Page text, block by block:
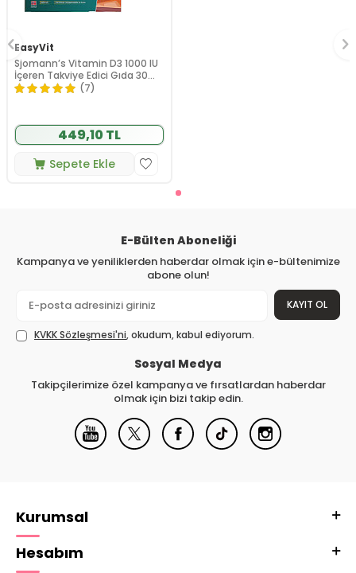
EasyVit
Sjomann’s Vitamin D3 1000 IU
İçeren Takviye Edici Gıda 30
Adet Çiğnenebilir Jel Form
(7)
449,10 TL
Sepete Ekle
E-Bülten Aboneliği
Kampanya ve yeniliklerden haberdar olmak için e-bültenimize
abone olun!
KAYIT OL
KVKK Sözleşmesi'ni, okudum, kabul ediyorum.
Sosyal Medya
Takipçilerimize özel kampanya ve fırsatlardan haberdar
olmak için bizi takip edin.
Kurumsal
Hesabım